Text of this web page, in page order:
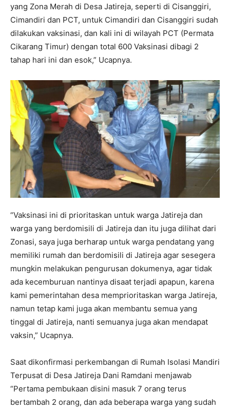
yang Zona Merah di Desa Jatireja, seperti di Cisanggiri,
Cimandiri dan PCT, untuk Cimandiri dan Cisanggiri sudah
dilakukan vaksinasi, dan kali ini di wilayah PCT (Permata
Cikarang Timur) dengan total 600 Vaksinasi dibagi 2
tahap hari ini dan esok,” Ucapnya.
“Vaksinasi ini di prioritaskan untuk warga Jatireja dan
warga yang berdomisili di Jatireja dan itu juga dilihat dari
Zonasi, saya juga berharap untuk warga pendatang yang
memiliki rumah dan berdomisili di Jatireja agar sesegera
mungkin melakukan pengurusan dokumenya, agar tidak
ada kecemburuan nantinya disaat terjadi apapun, karena
kami pemerintahan desa memprioritaskan warga Jatireja,
namun tetap kami juga akan membantu semua yang
tinggal di Jatireja, nanti semuanya juga akan mendapat
vaksin,” Ucapnya.
Saat dikonfirmasi perkembangan di Rumah Isolasi Mandiri
Terpusat di Desa Jatireja Dani Ramdani menjawab
“Pertama pembukaan disini masuk 7 orang terus
bertambah 2 orang, dan ada beberapa warga yang sudah